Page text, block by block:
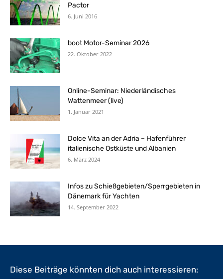
Pactor
6. Juni 2016
boot Motor-Seminar 2026
22. Oktober 2022
Online-Seminar: Niederländisches
Wattenmeer (live)
1. Januar 2021
Dolce Vita an der Adria – Hafenführer
italienische Ostküste und Albanien
6. März 2024
Infos zu Schießgebieten/Sperrgebieten in
Dänemark für Yachten
14. September 2022
Diese Beiträge könnten dich auch interessieren: